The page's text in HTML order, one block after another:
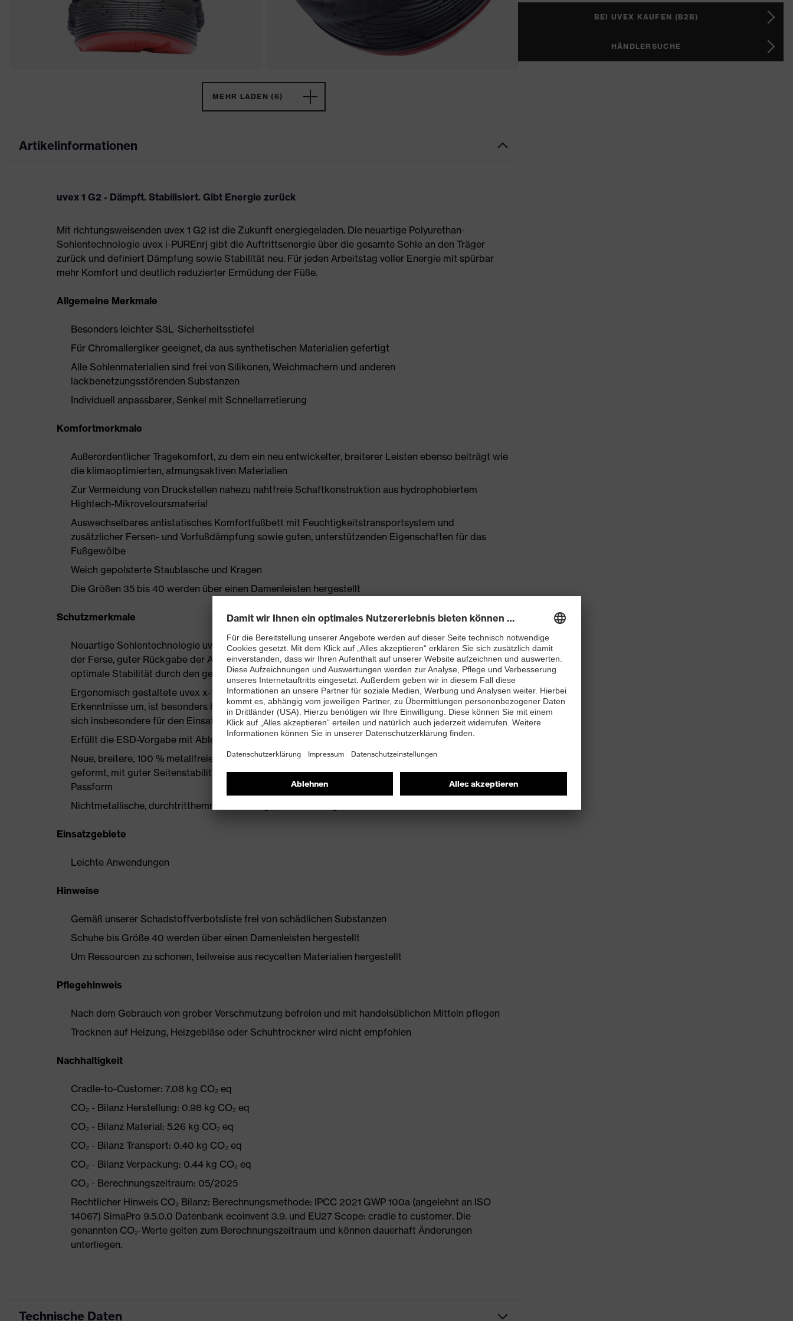
MEHR LADEN (6)
Artikelinformationen
uvex 1 G2 - Dämpft. Stabilisiert. Gibt Energie zurück
Mit richtungsweisenden uvex 1 G2 ist die Zukunft energiegeladen. Die neuartige Polyurethan-
Sohlentechnologie uvex i-PUREnrj gibt die Auftrittsenergie über die gesamte Sohle an den Träger
zurück und definiert Dämpfung sowie Stabilität neu. Für jeden Arbeitstag voller Energie mit spürbar
mehr Komfort und deutlich reduzierter Ermüdung der Füße.
Allgemeine Merkmale
Besonders leichter S3L-Sicherheitsstiefel
Für Chromallergiker geeignet, da aus synthetischen Materialien gefertigt
Alle Sohlenmaterialien sind frei von Silikonen, Weichmachern und anderen
lackbenetzungsstörenden Substanzen
Individuell anpassbarer, Senkel mit Schnellarretierung
Komfortmerkmale
Außerordentlicher Tragekomfort, zu dem ein neu entwickelter, breiterer Leisten ebenso beiträgt wie
die klimaoptimierten, atmungsaktiven Materialien
Zur Vermeidung von Druckstellen nahezu nahtfreie Schaftkonstruktion aus hydrophobiertem
Hightech-Mikroveloursmaterial
Auswechselbares antistatisches Komfortfußbett mit Feuchtigkeitstransportsystem und
zusätzlicher Fersen- und Vorfußdämpfung sowie guten, unterstützenden Eigenschaften für das
Fußgewölbe
Weich gepolsterte Staublasche und Kragen
Die Größen 35 bis 40 werden über einen Damenleisten hergestellt
Schutzmerkmale
Neuartige Sohlentechnologie uvex i-PUREnrj mit besten Dämpfungseigenschaften im Vorfuß und
der Ferse, guter Rückgabe der Auftrittsenergie (Rebound) über die gesamte Zwischensohle und
optimale Stabilität durch den geschäumten Fersenkorb
Ergonomisch gestaltete uvex x-tended grip TPU-Laufsohle setzt neueste biomechanische
Erkenntnisse um, ist besonders haltbar und dadurch sehr rutschhemmend, die Profilierung eignet
sich insbesondere für den Einsatz auf Industrieböden
Erfüllt die ESD-Vorgabe mit Ableitwiderstand kleiner 100 Megaohm
Neue, breitere, 100 % metallfreie uvex xenova®-Zehenschutzkappe – kompakt, anatomisch
geformt, mit guter Seitenstabilität und thermisch nicht leitend, für mehr Zehenfreiheit und optimale
Passform
Nichtmetallische, durchtritthemmende Einlage, beeinträchtigt nicht die Flexibilität des Schuhs
Einsatzgebiete
Leichte Anwendungen
Hinweise
Gemäß unserer Schadstoffverbotsliste frei von schädlichen Substanzen
Schuhe bis Größe 40 werden über einen Damenleisten hergestellt
Um Ressourcen zu schonen, teilweise aus recycelten Materialien hergestellt
Pflegehinweis
Nach dem Gebrauch von grober Verschmutzung befreien und mit handelsüblichen Mitteln pflegen
Trocknen auf Heizung, Heizgebläse oder Schuhtrockner wird nicht empfohlen
Nachhaltigkeit
Cradle-to-Customer: 7.08 kg CO₂ eq
CO₂ - Bilanz Herstellung: 0.98 kg CO₂ eq
CO₂ - Bilanz Material: 5.26 kg CO₂ eq
CO₂ - Bilanz Transport: 0.40 kg CO₂ eq
CO₂ - Bilanz Verpackung: 0.44 kg CO₂ eq
CO₂ - Berechnungszeitraum: 05/2025
Rechtlicher Hinweis CO₂ Bilanz: Berechnungsmethode: IPCC 2021 GWP 100a (angelehnt an ISO
14067) SimaPro 9.5.0.0 Datenbank ecoinvent 3.9. und EU27 Scope: cradle to customer. Die
genannten CO₂-Werte gelten zum Berechnungszeitraum und können dauerhaft Änderungen
unterliegen.
Technische Daten
BEI UVEX KAUFEN (B2B)
HÄNDLERSUCHE